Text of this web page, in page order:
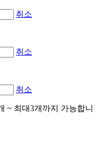
취소
취소
취소
~ 최대3개까지 가능합니